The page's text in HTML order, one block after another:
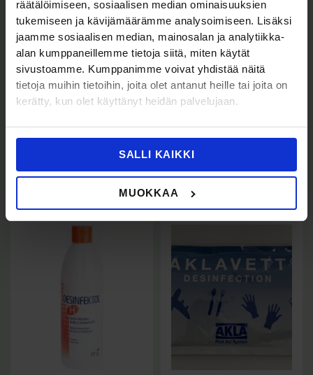
räätälöimiseen, sosiaalisen median ominaisuuksien
tukemiseen ja kävijämäärämme analysoimiseen. Lisäksi
jaamme sosiaalisen median, mainosalan ja analytiikka-
alan kumppaneillemme tietoja siitä, miten käytät
sivustoamme. Kumppanimme voivat yhdistää näitä
tietoja muihin tietoihin, joita olet antanut heille tai joita on
kerätty, kun olet käyttänyt heidän palvelujaan.
SALLI KAIKKI
MUOKKAA
IV-tuotteet
Q-Syte
lääkkeenvetokanyyli
5kpl
Lisää ostoskoriin
Puhdistus ja desinfiointi
Käsihuuhde 500 ml
pumppupullo
5,30€(Sis. Alv )
Lisää ostoskoriin